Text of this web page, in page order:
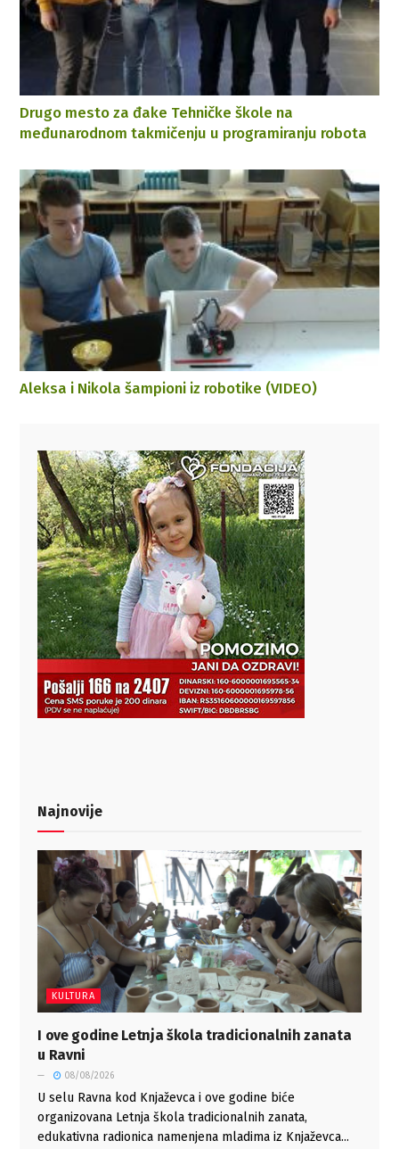
Drugo mesto za đake Tehničke škole na
međunarodnom takmičenju u programiranju robota
Aleksa i Nikola šampioni iz robotike (VIDEO)
Najnovije
KULTURA
I ove godine Letnja škola tradicionalnih zanata
u Ravni
08/08/2026
U selu Ravna kod Knjaževca i ove godine biće
organizovana Letnja škola tradicionalnih zanata,
edukativna radionica namenjena mladima iz Knjaževca...